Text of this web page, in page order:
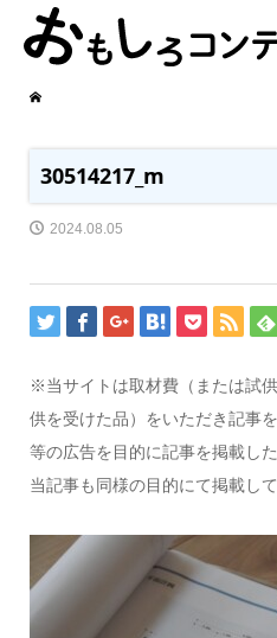
30514217_m
2024.08.05
※当サイトは取材費（または試
供を受けた品）をいただき記事
等の広告を目的に記事を掲載し
当記事も同様の目的にて掲載して